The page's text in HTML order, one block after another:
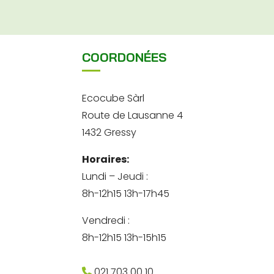
COORDONÉES
Ecocube Sàrl
Route de Lausanne 4
1432 Gressy
Horaires:
Lundi – Jeudi :
8h-12h15 13h-17h45
Vendredi :
8h-12h15 13h-15h15